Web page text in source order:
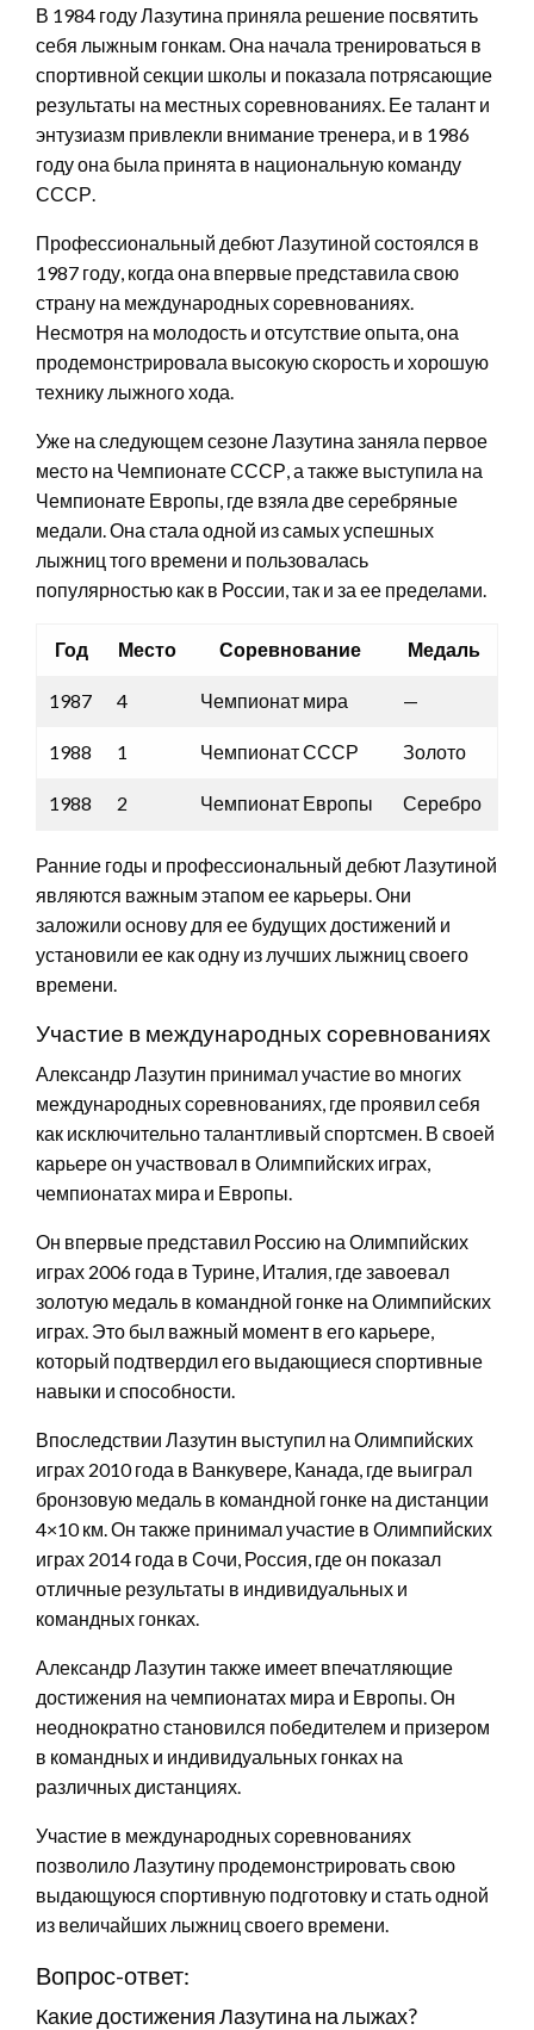
В 1984 году Лазутина приняла решение посвятить
себя лыжным гонкам. Она начала тренироваться в
спортивной секции школы и показала потрясающие
результаты на местных соревнованиях. Ее талант и
энтузиазм привлекли внимание тренера, и в 1986
году она была принята в национальную команду
СССР.
Профессиональный дебют Лазутиной состоялся в
1987 году, когда она впервые представила свою
страну на международных соревнованиях.
Несмотря на молодость и отсутствие опыта, она
продемонстрировала высокую скорость и хорошую
технику лыжного хода.
Уже на следующем сезоне Лазутина заняла первое
место на Чемпионате СССР, а также выступила на
Чемпионате Европы, где взяла две серебряные
медали. Она стала одной из самых успешных
лыжниц того времени и пользовалась
популярностью как в России, так и за ее пределами.
Год Место Соревнование Медаль
1987 4 Чемпионат мира —
1988 1 Чемпионат СССР Золото
1988 2 Чемпионат Европы Серебро
Ранние годы и профессиональный дебют Лазутиной
являются важным этапом ее карьеры. Они
заложили основу для ее будущих достижений и
установили ее как одну из лучших лыжниц своего
времени.
Участие в международных соревнованиях
Александр Лазутин принимал участие во многих
международных соревнованиях, где проявил себя
как исключительно талантливый спортсмен. В своей
карьере он участвовал в Олимпийских играх,
чемпионатах мира и Европы.
Он впервые представил Россию на Олимпийских
играх 2006 года в Турине, Италия, где завоевал
золотую медаль в командной гонке на Олимпийских
играх. Это был важный момент в его карьере,
который подтвердил его выдающиеся спортивные
навыки и способности.
Впоследствии Лазутин выступил на Олимпийских
играх 2010 года в Ванкувере, Канада, где выиграл
бронзовую медаль в командной гонке на дистанции
4×10 км. Он также принимал участие в Олимпийских
играх 2014 года в Сочи, Россия, где он показал
отличные результаты в индивидуальных и
командных гонках.
Александр Лазутин также имеет впечатляющие
достижения на чемпионатах мира и Европы. Он
неоднократно становился победителем и призером
в командных и индивидуальных гонках на
различных дистанциях.
Участие в международных соревнованиях
позволило Лазутину продемонстрировать свою
выдающуюся спортивную подготовку и стать одной
из величайших лыжниц своего времени.
Вопрос-ответ:
Какие достижения Лазутина на лыжах?